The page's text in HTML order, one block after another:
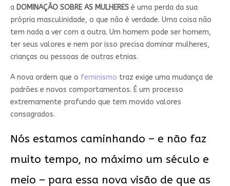
a DOMINAÇÃO SOBRE AS MULHERES é uma perda da sua
própria masculinidade, o que não é verdade. Uma coisa não
tem nada a ver com a outra. Um homem pode ser homem,
ter seus valores e nem por isso precisa dominar mulheres,
crianças ou pessoas de outras etnias.
A nova ordem que o feminismo traz exige uma mudança de
padrões e novos comportamentos. É um processo
extremamente profundo que tem movido valores
consagrados.
Nós estamos caminhando – e não faz
muito tempo, no máximo um século e
meio – para essa nova visão de que as